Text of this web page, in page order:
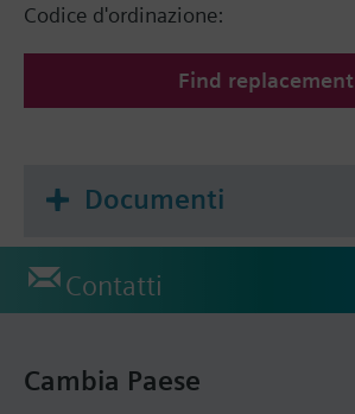
Codice d'ordinazione:
Find replacement
Documenti
Contatti
Cambia Paese